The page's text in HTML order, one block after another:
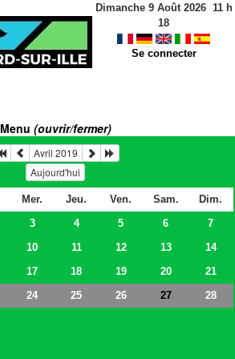
Dimanche 9 Août 2026 11h
18
Se connecter
Menu (ouvrir/fermer)
Avril 2019
Aujourd'hui
Mer. Jeu. Ven. Sam.
Dim.
3 4 5 6
7
10 11 12 13
14
17 18 19 20
21
24 25 26 27
28